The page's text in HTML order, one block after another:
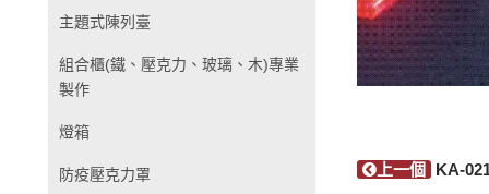
上一個 KA-
主題式陳列臺
組合櫃(鐵、壓克力、玻璃、木)專業
製作
燈箱
防疫壓克力罩